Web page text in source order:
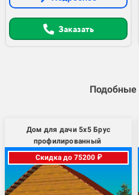
Заказать
Подобные
Дом для дачи 5х5 Брус
профилированный
Скидка до 75200 ₽